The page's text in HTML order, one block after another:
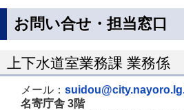
お問い合せ・担当窓口
上下水道室業務課 業務係
メール：
名寄庁舎 3階